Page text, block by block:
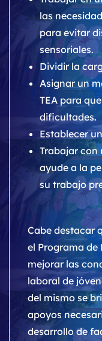
las
para evitar
sensoriales.
Dividir la
Asignar un
TEA para
dificultades.
Establecer
Trabajar con
ayude a la
su trabajo
Cabe destacar
el Programa de
mejorar las
laboral de
del mismo se
apoyos
desarrollo de